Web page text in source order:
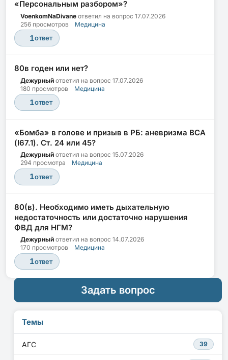
«Персональным разбором»?
VoenkomNaDivane ответил на вопрос 17.07.2026
256 просмотров
Медицина
1ответ
80в годен или нет?
Дежурный ответил на вопрос 17.07.2026
180 просмотров
Медицина
1ответ
«Бомба» в голове и призыв в РБ: аневризма ВСА
(I67.1). Ст. 24 или 45?
Дежурный ответил на вопрос 15.07.2026
294 просмотра
Медицина
1ответ
80(в). Необходимо иметь дыхательную
недостаточность или достаточно нарушения
ФВД для НГМ?
Дежурный ответил на вопрос 14.07.2026
170 просмотров
Медицина
1ответ
Задать вопрос
Темы
АГС 39